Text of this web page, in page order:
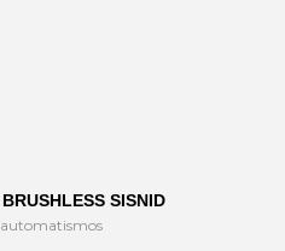
SISNID
automatismos